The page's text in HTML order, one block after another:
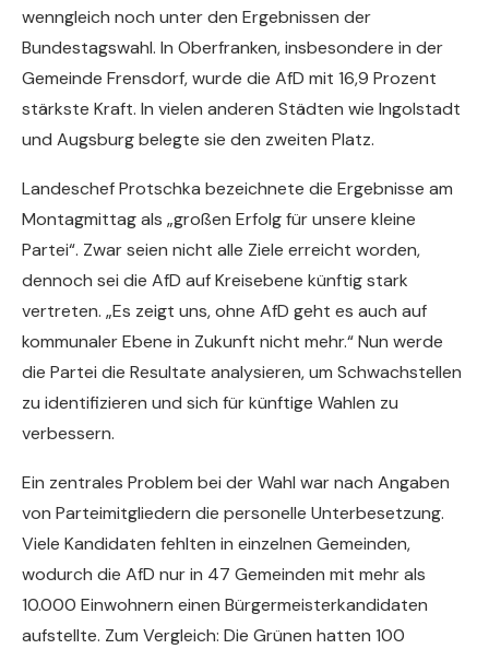
wenngleich noch unter den Ergebnissen der
Bundestagswahl. In Oberfranken, insbesondere in der
Gemeinde Frensdorf, wurde die AfD mit 16,9 Prozent
stärkste Kraft. In vielen anderen Städten wie Ingolstadt
und Augsburg belegte sie den zweiten Platz.
Landeschef Protschka bezeichnete die Ergebnisse am
Montagmittag als „großen Erfolg für unsere kleine
Partei“. Zwar seien nicht alle Ziele erreicht worden,
dennoch sei die AfD auf Kreisebene künftig stark
vertreten. „Es zeigt uns, ohne AfD geht es auch auf
kommunaler Ebene in Zukunft nicht mehr.“ Nun werde
die Partei die Resultate analysieren, um Schwachstellen
zu identifizieren und sich für künftige Wahlen zu
verbessern.
Ein zentrales Problem bei der Wahl war nach Angaben
von Parteimitgliedern die personelle Unterbesetzung.
Viele Kandidaten fehlten in einzelnen Gemeinden,
wodurch die AfD nur in 47 Gemeinden mit mehr als
10.000 Einwohnern einen Bürgermeisterkandidaten
aufstellte. Zum Vergleich: Die Grünen hatten 100